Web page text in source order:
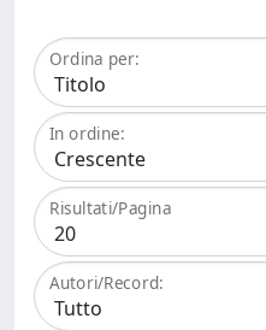
Ordina per:
In ordine:
Risultati/Pagina
Autori/Record: